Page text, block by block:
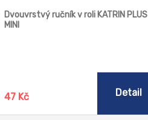
Dvouvrstvý ručník v roli KATRIN PLUS
MINI
47 Kč Detail